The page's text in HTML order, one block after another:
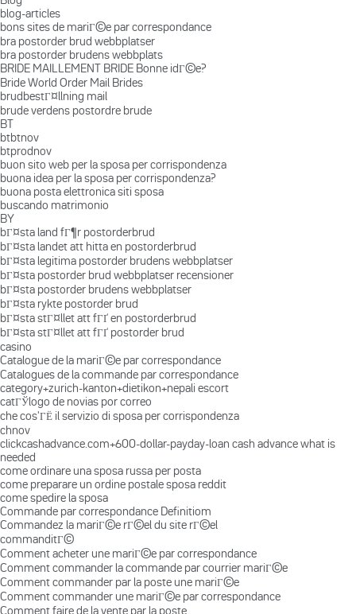
blog-articles
bons sites de mariГ©e par correspondance
bra postorder brud webbplatser
bra postorder brudens webbplats
BRIDE MAILLEMENT BRIDE Bonne idГ©e?
Bride World Order Mail Brides
brudbestГ¤llning mail
brude verdens postordre brude
BT
btbtnov
btprodnov
buon sito web per la sposa per corrispondenza
buona idea per la sposa per corrispondenza?
buona posta elettronica siti sposa
buscando matrimonio
BY
bГ¤sta land fГ¶r postorderbrud
bГ¤sta landet att hitta en postorderbrud
bГ¤sta legitima postorder brudens webbplatser
bГ¤sta postorder brud webbplatser recensioner
bГ¤sta postorder brudens webbplatser
bГ¤sta rykte postorder brud
bГ¤sta stГ¤llet att fГҐ en postorderbrud
bГ¤sta stГ¤llet att fГҐ postorder brud
casino
Catalogue de la mariГ©e par correspondance
Catalogues de la commande par correspondance
category+zurich-kanton+dietikon+nepali escort
catГЎlogo de novias por correo
che cos'ГЁ il servizio di sposa per corrispondenza
chnov
clickcashadvance.com+600-dollar-payday-loan cash advance what is
needed
come ordinare una sposa russa per posta
come preparare un ordine postale sposa reddit
come spedire la sposa
Commande par correspondance Definitiom
Commandez la mariГ©e rГ©el du site rГ©el
commanditГ©
Comment acheter une mariГ©e par correspondance
Comment commander la commande par courrier mariГ©e
Comment commander par la poste une mariГ©e
Comment commander une mariГ©e par correspondance
Comment faire de la vente par la poste